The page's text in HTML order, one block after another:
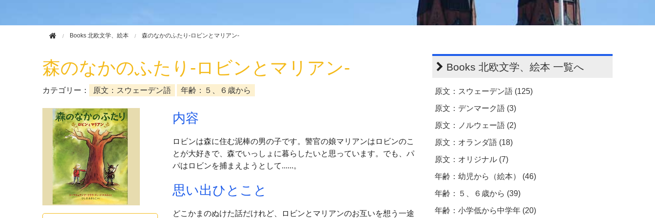
Books 北欧文学、絵本 森のなかのふたり-ロビンとマリアン-
森のなかのふたり-ロビンとマリアン-
カテゴリー： 原文：スウェーデン語 年齢：５、６歳から
内容
ロビンは森に住む泥棒の男の子です。警官の娘マリアンはロビンのこ
とが大好きで、森でいっしょに暮らしたいと思っています。でも、パ
パはロビンを捕まえようとして......。
思い出ひとこと
どこかまのぬけた話だけれど、ロビンとマリアンのお互いを想う一途
Books 北欧文学、絵本 一覧へ
原文：スウェーデン語 (125)
原文：デンマーク語 (3)
原文：ノルウェー語 (2)
原文：オランダ語 (18)
原文：オリジナル (7)
年齢：幼児から（絵本） (46)
年齢：５、６歳から (39)
年齢：小学低から中学年 (20)